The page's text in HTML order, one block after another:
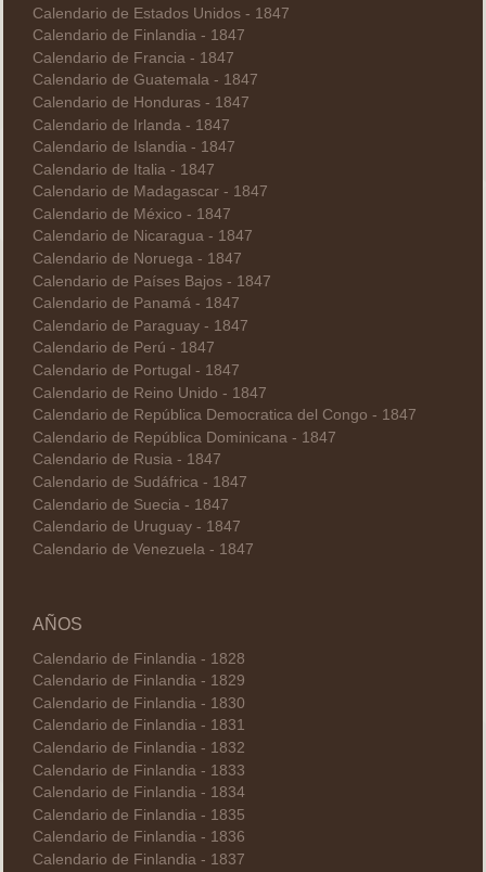
Calendario de Estados Unidos - 1847
Calendario de Finlandia - 1847
Calendario de Francia - 1847
Calendario de Guatemala - 1847
Calendario de Honduras - 1847
Calendario de Irlanda - 1847
Calendario de Islandia - 1847
Calendario de Italia - 1847
Calendario de Madagascar - 1847
Calendario de México - 1847
Calendario de Nicaragua - 1847
Calendario de Noruega - 1847
Calendario de Países Bajos - 1847
Calendario de Panamá - 1847
Calendario de Paraguay - 1847
Calendario de Perú - 1847
Calendario de Portugal - 1847
Calendario de Reino Unido - 1847
Calendario de República Democratica del Congo - 1847
Calendario de República Dominicana - 1847
Calendario de Rusia - 1847
Calendario de Sudáfrica - 1847
Calendario de Suecia - 1847
Calendario de Uruguay - 1847
Calendario de Venezuela - 1847
AÑOS
Calendario de Finlandia - 1828
Calendario de Finlandia - 1829
Calendario de Finlandia - 1830
Calendario de Finlandia - 1831
Calendario de Finlandia - 1832
Calendario de Finlandia - 1833
Calendario de Finlandia - 1834
Calendario de Finlandia - 1835
Calendario de Finlandia - 1836
Calendario de Finlandia - 1837